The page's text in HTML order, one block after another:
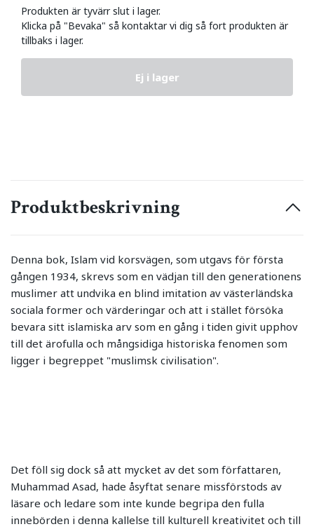
Produkten är tyvärr slut i lager.
Klicka på "Bevaka" så kontaktar vi dig så fort produkten är
tillbaks i lager.
Ej i lager
Produktbeskrivning
Denna bok, Islam vid korsvägen, som utgavs för första
gången 1934, skrevs som en vädjan till den generationens
muslimer att undvika en blind imitation av västerländska
sociala former och värderingar och att i stället försöka
bevara sitt islamiska arv som en gång i tiden givit upphov
till det ärofulla och mångsidiga historiska fenomen som
ligger i begreppet "muslimsk civilisation".
Det föll sig dock så att mycket av det som författaren,
Muhammad Asad, hade åsyftat senare missförstods av
läsare och ledare som inte kunde begripa den fulla
innebörden i denna kallelse till kulturell kreativitet och till